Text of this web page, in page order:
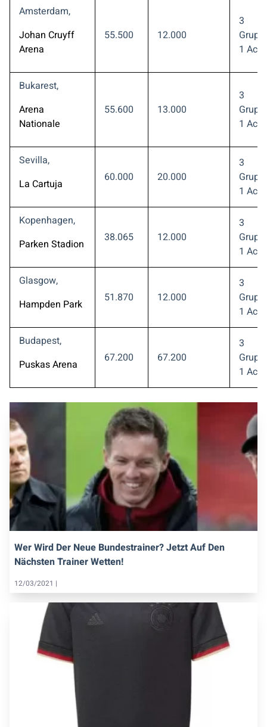
Amsterdam,
Johan Cruyff
Arena
55.500 12.000
3
1
Bukarest,
Arena
Nationale
55.600 13.000
3
1
Sevilla,
La Cartuja
60.000 20.000
3
1
Kopenhagen,
Parken Stadion
38.065 12.000
3
1
Glasgow,
Hampden Park
51.870 12.000
3
1
Budapest,
Puskas Arena
67.200 67.200
3
1
Wer Wird Der Neue Bundestrainer? Jetzt Auf Den
Nächsten Trainer Wetten!
12/03/2021 |